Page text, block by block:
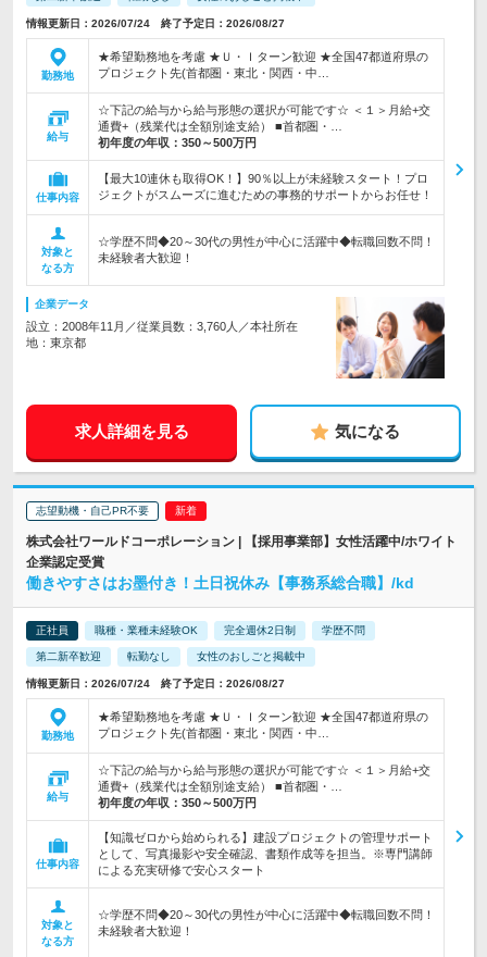
情報更新日：2026/07/24 終了予定日：2026/08/27
勤務地
★希望勤務地を考慮 ★Ｕ・Ｉターン歓迎 ★全国47都道府県の
プロジェクト先(首都圏・東北・関西・中…
給与
☆下記の給与から給与形態の選択が可能です☆ ＜１＞月給+交
通費+（残業代は全額別途支給） ■首都圏・…
初年度の年収： 350～500万円
仕事内容
【最大10連休も取得OK！】90％以上が未経験スタート！プロ
ジェクトがスムーズに進むための事務的サポートからお任せ！
対象と
なる方
☆学歴不問◆20～30代の男性が中心に活躍中◆転職回数不問！
未経験者大歓迎！
企業データ
設立：2008年11月／従業員数：3,760人／本社所在
地：東京都
求人詳細を見る 気になる
志望動機・自己PR不要
株式会社ワールドコーポレーション | 【採用事業部】女性活躍中/ホワイト
企業認定受賞
働きやすさはお墨付き！土日祝休み【事務系総合職】/kd
正社員 職種・業種未経験OK 完全週休2日制 学歴不問
第二新卒歓迎 転勤なし 女性のおしごと掲載中
情報更新日：2026/07/24 終了予定日：2026/08/27
勤務地
★希望勤務地を考慮 ★Ｕ・Ｉターン歓迎 ★全国47都道府県の
プロジェクト先(首都圏・東北・関西・中…
給与
☆下記の給与から給与形態の選択が可能です☆ ＜１＞月給+交
通費+（残業代は全額別途支給） ■首都圏・…
初年度の年収： 350～500万円
仕事内容
【知識ゼロから始められる】建設プロジェクトの管理サポート
として、写真撮影や安全確認、書類作成等を担当。※専門講師
による充実研修で安心スタート
対象と
なる方
☆学歴不問◆20～30代の男性が中心に活躍中◆転職回数不問！
未経験者大歓迎！